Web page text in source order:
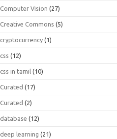
Computer Vision (27)
Creative Commons (5)
cryptocurrency (1)
css (12)
css in tamil (10)
Curated (17)
Curated (2)
database (12)
deep learning (21)